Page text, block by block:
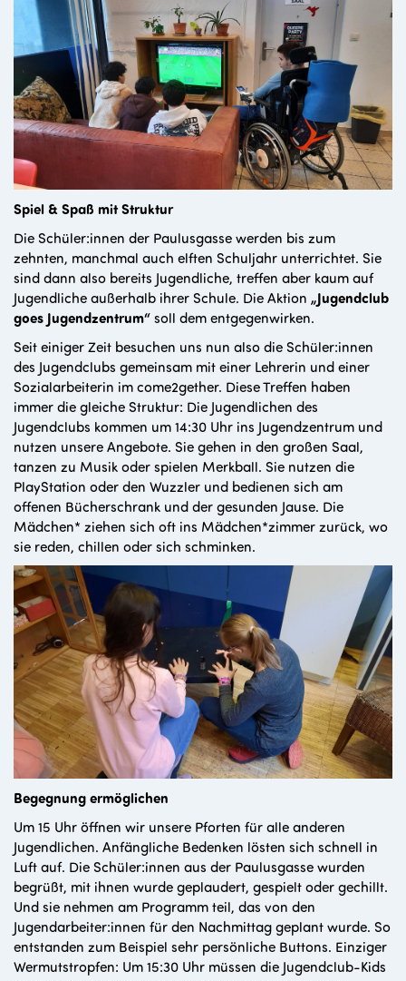
Spiel & Spaß mit Struktur
Die Schüler:innen der Paulusgasse werden bis zum
zehnten, manchmal auch elften Schuljahr unterrichtet. Sie
sind dann also bereits Jugendliche, treffen aber kaum auf
Jugendliche außerhalb ihrer Schule. Die Aktion „Jugendclub
goes Jugendzentrum“soll dem entgegenwirken.
Seit einiger Zeit besuchen uns nun also die Schüler:innen
des Jugendclubs gemeinsam mit einer Lehrerin und einer
Sozialarbeiterin im come2gether. Diese Treffen haben
immer die gleiche Struktur: Die Jugendlichen des
Jugendclubs kommen um 14:30 Uhr ins Jugendzentrum und
nutzen unsere Angebote. Sie gehen in den großen Saal,
tanzen zu Musik oder spielen Merkball. Sie nutzen die
PlayStation oder den Wuzzler und bedienen sich am
offenen Bücherschrank und der gesunden Jause. Die
Mädchen* ziehen sich oft ins Mädchen*zimmer zurück, wo
sie reden, chillen oder sich schminken.
Begegnung ermöglichen
Um 15 Uhr öffnen wir unsere Pforten für alle anderen
Jugendlichen. Anfängliche Bedenken lösten sich schnell in
Luft auf. Die Schüler:innen aus der Paulusgasse wurden
begrüßt, mit ihnen wurde geplaudert, gespielt oder gechillt.
Und sie nehmen am Programm teil, das von den
Jugendarbeiter:innen für den Nachmittag geplant wurde. So
entstanden zum Beispiel sehr persönliche Buttons. Einziger
Wermutstropfen: Um 15:30 Uhr müssen die Jugendclub-Kids